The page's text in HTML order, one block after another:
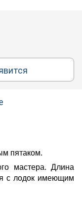
пятаком.
мастера. Длина
с лодок имеющим